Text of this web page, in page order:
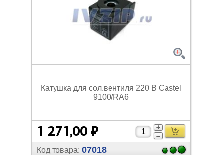
Катушка для сол.вентиля 220 В Castel
9100/RA6
1 271,00 ₽
Код товара: 07018